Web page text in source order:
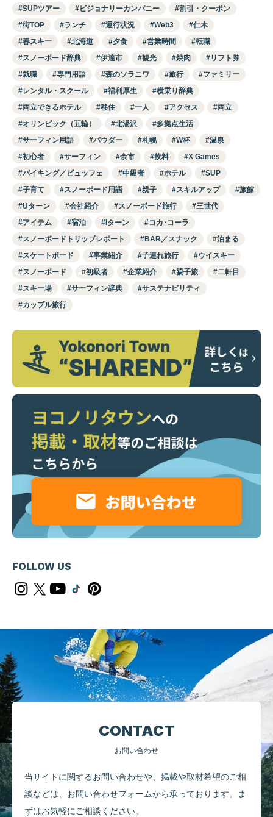
SUPツアー
ビジョナリーカンパニー
割引・クーポン
街TOP
ランチ 運行状況 Web3
仁木
春スキー
北海道 夕食 営業時間
転職
スノーボード辞典
伊達市 観光 焼肉
リフト券
就職
専門用語 森のソラニワ 旅行
ファミリー
レンタル・スクール
福利厚生
横乗り辞典
両立できるホテル
移住 一人 アクセス
両立
オリンピック（五輪）
北湯沢
多拠点生活
サーフィン用語
パウダー 札幌 W杯
温泉
初心者
サーフィン 余市 飲料
X Games
バイキング／ビュッフェ
中級者 ホテル
SUP
子育て
スノーボード用語 親子 スキルアップ
旅館
Uターン
会社紹介 スノーボード旅行
三世代
アイテム
宿泊 Iターン
コカ･コーラ
スノーボードトリップレポート
BAR／スナック
泊まる
スケートボード
事業紹介 子連れ旅行
ウイスキー
スノーボード
初級者 企業紹介 親子旅
二軒目
スキー場
サーフィン辞典
サステナビリティ
カップル旅行
FOLLOW US
CONTACT
お問い合わせ
当サイトに関するお問い合わせや、掲載や取材希望のご相
談などは、 お問い合わせフォームから承っております。
ま
ずはお気軽にご相談ください。